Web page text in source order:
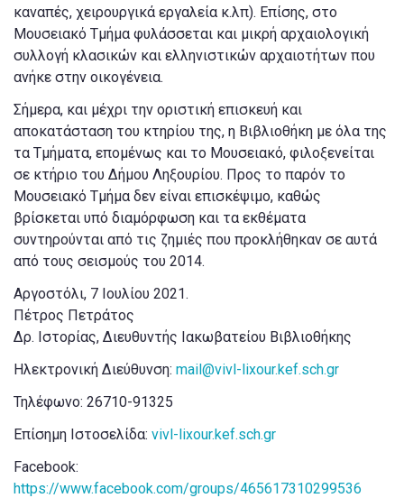
καναπές, χειρουργικά εργαλεία κ.λπ). Επίσης, στο
Μουσειακό Τμήμα φυλάσσεται και μικρή αρχαιολογική
συλλογή κλασικών και ελληνιστικών αρχαιοτήτων που
ανήκε στην οικογένεια.
Σήμερα, και μέχρι την οριστική επισκευή και
αποκατάσταση του κτηρίου της, η Βιβλιοθήκη με όλα της
τα Τμήματα, επομένως και το Μουσειακό, φιλοξενείται
σε κτήριο του Δήμου Ληξουρίου. Προς το παρόν το
Μουσειακό Τμήμα δεν είναι επισκέψιμο, καθώς
βρίσκεται υπό διαμόρφωση και τα εκθέματα
συντηρούνται από τις ζημιές που προκλήθηκαν σε αυτά
από τους σεισμούς του 2014.
Αργοστόλι, 7 Ιουλίου 2021.
Πέτρος Πετράτος
Δρ. Ιστορίας, Διευθυντής Ιακωβατείου Βιβλιοθήκης
Ηλεκτρονική Διεύθυνση: mail@vivl-lixour.kef.sch.gr
Τηλέφωνο: 26710-91325
Επίσημη Ιστοσελίδα: vivl-lixour.kef.sch.gr
Facebook:
https://www.facebook.com/groups/465617310299536